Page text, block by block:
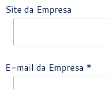
Site da Empresa
E-mail da Empresa *